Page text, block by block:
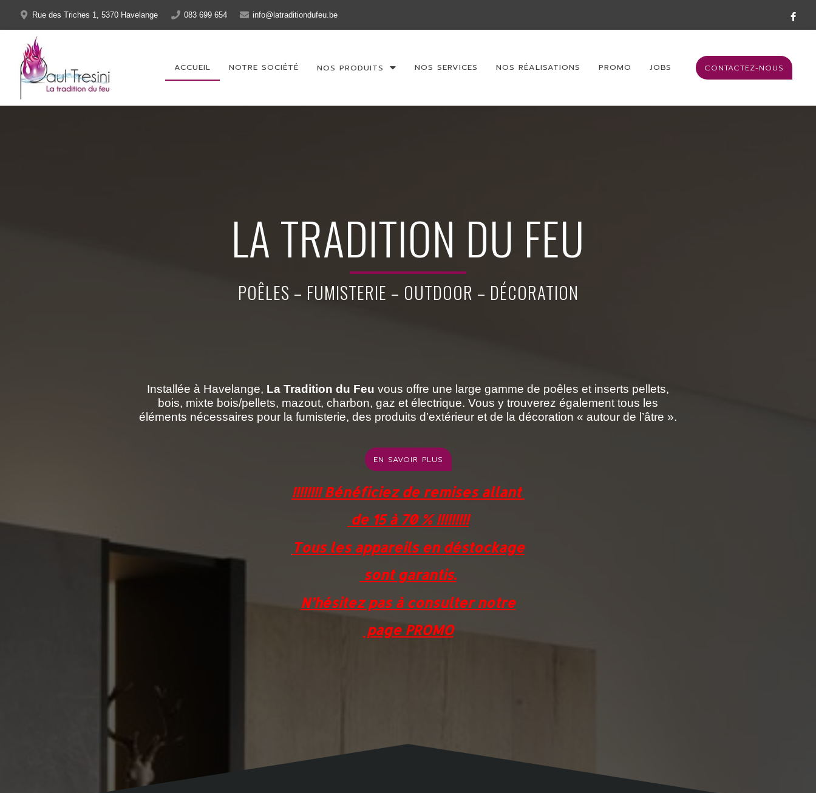
Rue des Triches 1, 5370 Havelange 083 699 654 info@latraditiondufeu.be
ACCUEIL NOTRE SOCIÉTÉ NOS PRODUITS NOS SERVICES NOS RÉALISATIONS PROMO JOBS CONTACTEZ-NOUS
LA TRADITION DU FEU
POÊLES – FUMISTERIE – OUTDOOR – DÉCORATION
Installée à Havelange, La Tradition du Feu vous offre une large gamme de poêles et inserts pellets,
bois, mixte bois/pellets, mazout, charbon, gaz et électrique. Vous y trouverez également tous les
éléments nécessaires pour la fumisterie, des produits d’extérieur et de la décoration « autour de l’âtre ».
EN SAVOIR PLUS
!!!!!!!! Bénéficiez de remises allant
de 15 à 70 % !!!!!!!!!
Tous les appareils en déstockage
sontgarantis.
N’hésitez pas à consulter notre
page PROMO